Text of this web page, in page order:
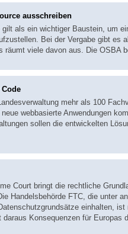
ausschreiben
als ein wichtiger Baustein, um
Bei der Vergabe gibt es
viele davon aus. Die OSBA
mehr als 100
webbasierte Anwendungen
sollen die entwickelten
Court bringt die rechtliche
Handelsbehörde FTC, die unter
einhalten, ist
Konsequenzen für Europas